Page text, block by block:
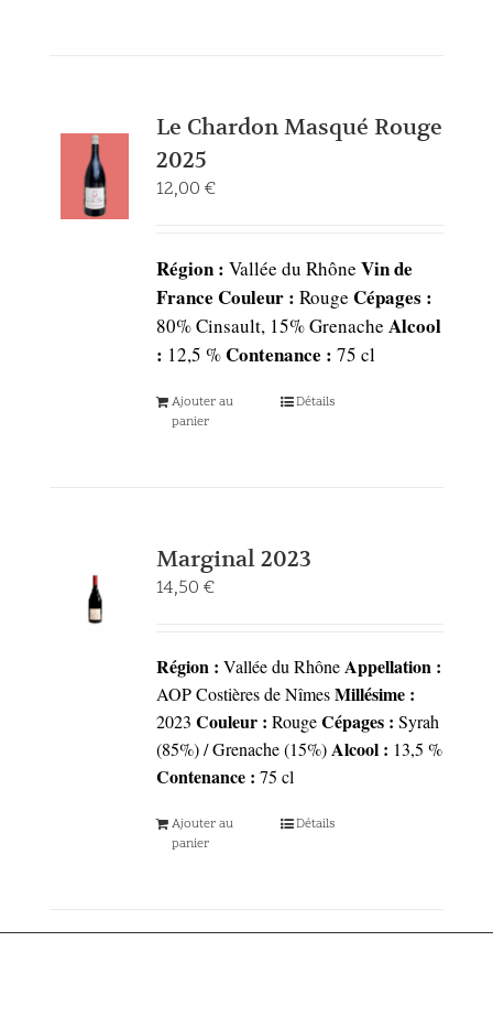
Le Chardon Masqué Rouge
2025
12,00 €
Région : Vallée du Rhône Vin de
France Couleur : Rouge Cépages :
80% Cinsault, 15% Grenache Alcool
: 12,5 %Contenance : 75 cl
Ajouter au
panier
Détails
Marginal 2023
14,50 €
Région : Vallée du Rhône Appellation :
AOP Costières de Nîmes Millésime :
2023 Couleur : Rouge Cépages : Syrah
(85%) / Grenache (15%) Alcool : 13,5 %
Contenance : 75 cl
Ajouter au
panier
Détails